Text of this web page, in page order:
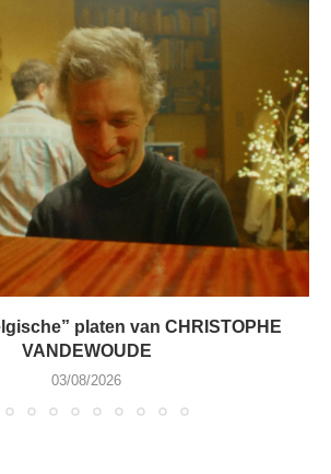
platen van CHRISTOPHE
VANDEWOUDE
03/08/2026